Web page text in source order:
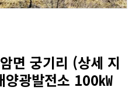
면 궁기리 (상세 지
양광발전소 100㎾